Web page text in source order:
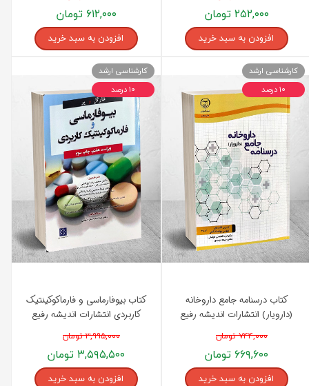
۲۵۲,۰۰۰ تومان
افزودن به سبد خرید
۶۱۲,۰۰۰ تومان
افزودن به سبد خرید
کتاب درسنامه جامع داروخانه
(دارویار) انتشارات اندیشه رفیع
۷۴۴,۰۰۰ تومان
۶۶۹,۶۰۰ تومان
افزودن به سبد خرید
کارشناسی ارشد
۱۰ درصد
کتاب بیوفارماسی و فارماکوکینتیک
کاربردی انتشارات اندیشه رفیع
۳,۹۹۵,۰۰۰ تومان
۳,۵۹۵,۵۰۰ تومان
افزودن به سبد خرید
کارشناسی ارشد
۱۰ درصد